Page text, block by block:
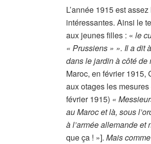
L’année 1915 est
intéressantes. Ainsi le
aux jeunes filles : «le
« Prussiens » ». Il a dit
dans le jardin à côté de
Maroc, en février 1915,
aux otages les
février 1915) «
au Maroc et là, sous
à l’armée allemande
que ça ! »].Mais